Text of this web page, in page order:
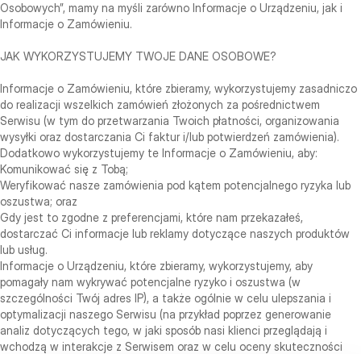
Osobowych”, mamy na myśli zarówno Informacje o Urządzeniu, jak i
Informacje o Zamówieniu.
JAK WYKORZYSTUJEMY TWOJE DANE OSOBOWE?
Informacje o Zamówieniu, które zbieramy, wykorzystujemy zasadniczo
do realizacji wszelkich zamówień złożonych za pośrednictwem
Serwisu (w tym do przetwarzania Twoich płatności, organizowania
wysyłki oraz dostarczania Ci faktur i/lub potwierdzeń zamówienia).
Dodatkowo wykorzystujemy te Informacje o Zamówieniu, aby:
Komunikować się z Tobą;
Weryfikować nasze zamówienia pod kątem potencjalnego ryzyka lub
oszustwa; oraz
Gdy jest to zgodne z preferencjami, które nam przekazałeś,
dostarczać Ci informacje lub reklamy dotyczące naszych produktów
lub usług.
Informacje o Urządzeniu, które zbieramy, wykorzystujemy, aby
pomagały nam wykrywać potencjalne ryzyko i oszustwa (w
szczególności Twój adres IP), a także ogólnie w celu ulepszania i
optymalizacji naszego Serwisu (na przykład poprzez generowanie
analiz dotyczących tego, w jaki sposób nasi klienci przeglądają i
wchodzą w interakcje z Serwisem oraz w celu oceny skuteczności